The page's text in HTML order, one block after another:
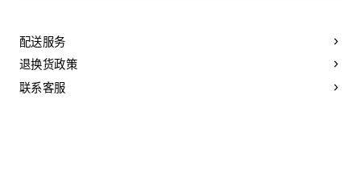
配送服务
退换货政策
联系客服